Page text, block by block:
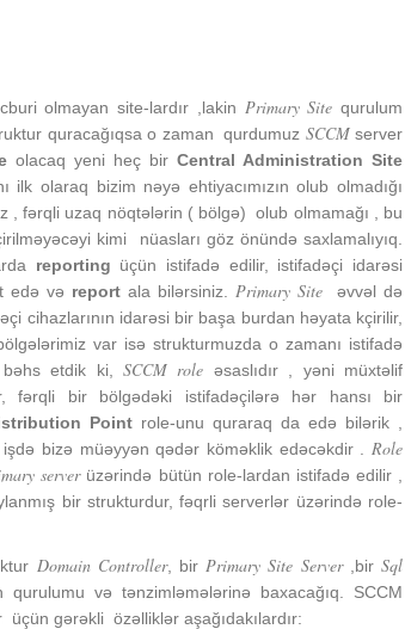
olmayan site-lardır ,lakin Primary Site qurulum
quracağıqsa o zaman qurdumuz SCCMserver
olacaq yeni heç bir Central Administration Site
olaraq bizim nəyə ehtiyacımızın olub olmadığı
, fərqli uzaq nöqtələrin ( bölgə) olub olmamağı , bu
kimi nüasları göz önündə saxlamalıyıq.
reporting üçün istifadə edilir, istifadəçi idarəsi
edə və report ala bilərsiniz. Primary Site əvvəl də
cihazlarının idarəsi bir başa burdan həyata kçirilir,
var isə strukturmuzda o zamanı istifadə
bəhs etdik ki,SCCM role əsaslıdır , yəni müxtəlif
fərqli bir bölgədəki istifadəçilərə hər hansı bir
Point role-unu quraraq da edə bilərik ,
işdə bizə müəyyən qədər köməklik edəcəkdir . Role
serverüzərində bütün role-lardan istifadə edilir ,
bir strukturdur, fəqrli serverlər üzərində role-
Domain Controller, bir Primary Site Server,birSql
və tənzimləmələrinə baxacağıq. SCCM
gərəkli özəlliklər aşağıdakılardır: